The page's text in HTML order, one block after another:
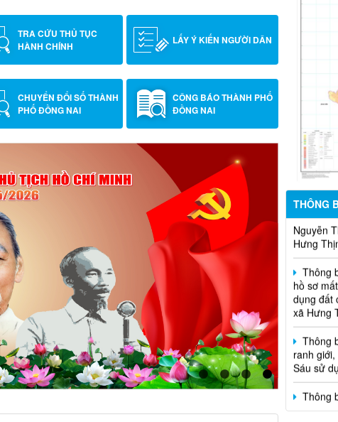
TRA CỨU THỦ TỤC
HÀNH CHÍNH
LẤY Ý KIẾN NGƯỜI DÂN
CHUYỂN ĐỔI SỐ THÀNH
PHỐ ĐỒNG NAI
CÔNG BÁO THÀNH PHỐ
ĐỒNG NAI
THÔNG
Thông
hồ sơ
dụng
chỉ thửa
Đồng Nai
Thông
ranh
Nguyễn
Hưng
Thông
hồ sơ
dụng đất
xã Hưng
Thông
ranh giới,
Sáu sử
Thông
Giấy
Thông
ranh
Nguyễn
xã Hưng
Thông
tịch
15/NQ-
Nghị
trình
đồng
VII,
Thời
lượt